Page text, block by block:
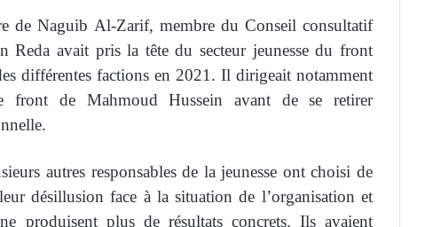
de Naguib Al-Zarif, membre du Conseil consultatif
Reda avait pris la tête du secteur jeunesse du front
différentes factions en 2021. Il dirigeait notamment
front de Mahmoud Hussein avant de se retirer
autres responsables de la jeunesse ont choisi de
désillusion face à la situation de l’organisation et